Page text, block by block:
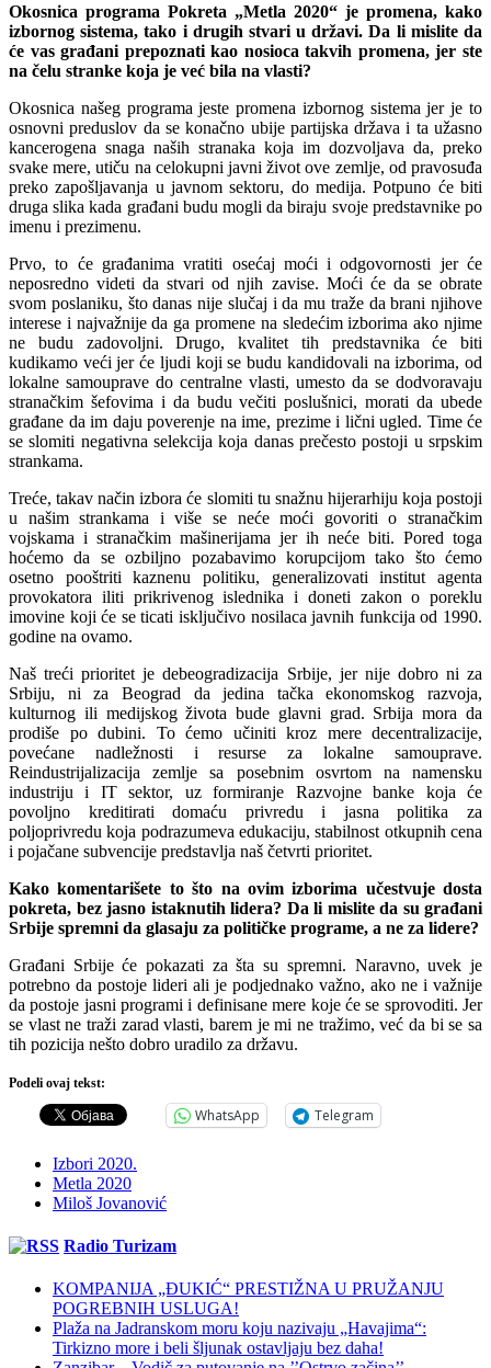
Okosnica programa Pokreta „Metla 2020“ je promena, kako
izbornog sistema, tako i drugih stvari u državi. Da li mislite da
će vas građani prepoznati kao nosioca takvih promena, jer ste
na čelu stranke koja je već bila na vlasti?
Okosnica našeg programa jeste promena izbornog sistema jer je to
osnovni preduslov da se konačno ubije partijska država i ta užasno
kancerogena snaga naših stranaka koja im dozvoljava da, preko
svake mere, utiču na celokupni javni život ove zemlje, od pravosuđa
preko zapošljavanja u javnom sektoru, do medija. Potpuno će biti
druga slika kada građani budu mogli da biraju svoje predstavnike po
imenu i prezimenu.
Prvo, to će građanima vratiti osećaj moći i odgovornosti jer će
neposredno videti da stvari od njih zavise. Moći će da se obrate
svom poslaniku, što danas nije slučaj i da mu traže da brani njihove
interese i najvažnije da ga promene na sledećim izborima ako njime
ne budu zadovoljni. Drugo, kvalitet tih predstavnika će biti
kudikamo veći jer će ljudi koji se budu kandidovali na izborima, od
lokalne samouprave do centralne vlasti, umesto da se dodvoravaju
stranačkim šefovima i da budu večiti poslušnici, morati da ubede
građane da im daju poverenje na ime, prezime i lični ugled. Time će
se slomiti negativna selekcija koja danas prečesto postoji u srpskim
strankama.
Treće, takav način izbora će slomiti tu snažnu hijerarhiju koja postoji
u našim strankama i više se neće moći govoriti o stranačkim
vojskama i stranačkim mašinerijama jer ih neće biti. Pored toga
hoćemo da se ozbiljno pozabavimo korupcijom tako što ćemo
osetno pooštriti kaznenu politiku, generalizovati institut agenta
provokatora iliti prikrivenog islednika i doneti zakon o poreklu
imovine koji će se ticati isključivo nosilaca javnih funkcija od 1990.
godine na ovamo.
Naš treći prioritet je debeogradizacija Srbije, jer nije dobro ni za
Srbiju, ni za Beograd da jedina tačka ekonomskog razvoja,
kulturnog ili medijskog života bude glavni grad. Srbija mora da
prodiše po dubini. To ćemo učiniti kroz mere decentralizacije,
povećane nadležnosti i resurse za lokalne samouprave.
Reindustrijalizacija zemlje sa posebnim osvrtom na namensku
industriju i IT sektor, uz formiranje Razvojne banke koja će
povoljno kreditirati domaću privredu i jasna politika za
poljoprivredu koja podrazumeva edukaciju, stabilnost otkupnih cena
i pojačane subvencije predstavlja naš četvrti prioritet.
Kako komentarišete to što na ovim izborima učestvuje dosta
pokreta, bez jasno istaknutih lidera? Da li mislite da su građani
Srbije spremni da glasaju za političke programe, a ne za lidere?
Građani Srbije će pokazati za šta su spremni. Naravno, uvek je
potrebno da postoje lideri ali je podjednako važno, ako ne i važnije
da postoje jasni programi i definisane mere koje će se sprovoditi. Jer
se vlast ne traži zarad vlasti, barem je mi ne tražimo, već da bi se sa
tih pozicija nešto dobro uradilo za državu.
Podeli ovaj tekst:
WhatsApp Telegram
Izbori 2020.
Metla 2020
Miloš Jovanović
Radio Turizam
KOMPANIJA „ĐUKIĆ“ PRESTIŽNA U PRUŽANJU
POGREBNIH USLUGA!
Plaža na Jadranskom moru koju nazivaju „Havajima“:
Tirkizno more i beli šljunak ostavljaju bez daha!